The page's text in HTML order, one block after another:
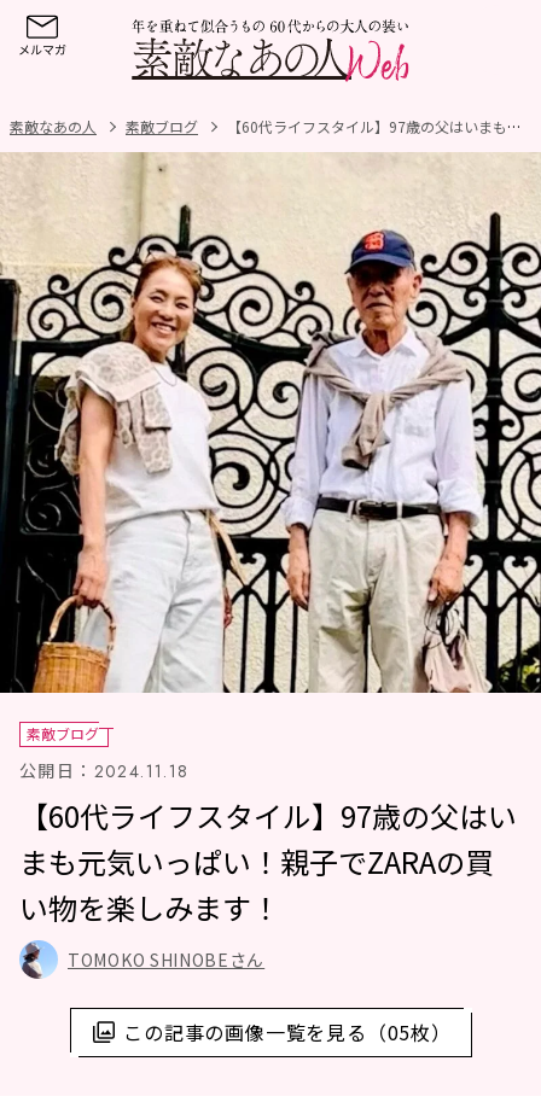
素敵なあの人 素敵ブログ 【60代ライフスタイル】97歳の父はいまも元気いっぱい！親子でZARAの買い物を楽しみます！
この記事の画像一覧を見る（05枚）
素敵ブログ
公開日： 2024.11.18
【60代ライフスタイル】97歳の父はい
まも元気いっぱい！親子でZARAの買
い物を楽しみます！
TOMOKO SHINOBEさん